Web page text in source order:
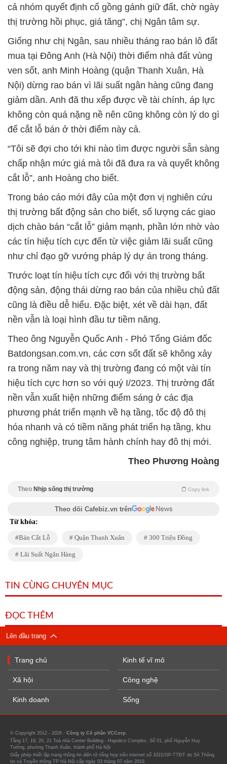
cả nhóm quyết định cố gồng gánh giữ đất, chờ ngày
thị trường hồi phục, giá tăng”, chị Ngân tâm sự.
Giống như chị Ngân, sau nhiều tháng rao bán lô đất
mua tại Đông Anh (Hà Nội) thời điểm nhà đất vùng
ven sốt, anh Minh Hoàng (quận Thanh Xuân, Hà
Nội) dừng rao bán vì lãi suất ngân hàng cũng đang
giảm dần. Anh đã thu xếp được về tài chính, áp lực
không còn quá nặng nề nên cũng không còn lý do gì
để cắt lỗ bán ở thời điểm này cả.
“Tôi sẽ đợi cho tới khi nào tìm được người sẵn sàng
chấp nhận mức giá mà tôi đã đưa ra và quyết không
cắt lỗ”, anh Hoàng cho biết.
Trong báo cáo mới đây của một đơn vị nghiên cứu
thị trường bất động sản cho biết, số lượng các giao
dịch chào bán “cắt lỗ” giảm mạnh, phần lớn nhờ vào
các tín hiệu tích cực đến từ việc giảm lãi suất cũng
như chỉ đạo gỡ vướng pháp lý dự án trong tháng.
Trước loạt tín hiệu tích cực đối với thị trường bất
động sản, động thái dừng rao bán của nhiều chủ đất
cũng là điều dễ hiểu. Đặc biệt, xét về dài hạn, đất
nền vẫn là loại hình đầu tư tiềm năng.
Theo ông Nguyễn Quốc Anh - Phó Tổng Giám đốc
Batdongsan.com.vn, các cơn sốt đất sẽ không xảy
ra trong năm nay và thị trường đang có một vài tín
hiệu tích cực hơn so với quý I/2023. Thị trường đất
nền vẫn xuất hiện những điểm sáng ở các địa
phương phát triển mạnh về hạ tầng, tốc độ đô thị
hóa nhanh và có tiềm năng phát triển hạ tầng, khu
công nghiệp, trung tâm hành chính hay đô thị mới.
Theo Phương Hoàng
Theo Nhịp sống thị trường Copy link
Theo dõi Cafebiz.vn trên
Từ khóa:
Bán Cắt Lỗ Quận Thanh Xuân 300 Triệu Đồng
Lãi Suất Ngân Hàng
TIN CÙNG CHUYÊN MỤC
ĐỌC THÊM
Lên đầu trang
Trang chủ
Xã hội
Kinh doanh
Kinh tế vĩ mô
Công nghệ
Sống
© Copyright 2012 - 2026 - Công ty Cổ phần VCCorp.
Tầng 17, 19, 20, 21 Toà nhà Center Building - Hapulico Complex, Số 01, phố Nguyễn Huy
Tưởng, phường Thanh Xuân, thành phố Hà Nội
Giấy phép thiết lập trang thông tin điện tử tổng hợp trên internet số 3321/GP-TTĐT do Sở Thông
tin và Truyền thông TP Hà Nội cấp ngày 03 tháng 07 năm 2019.